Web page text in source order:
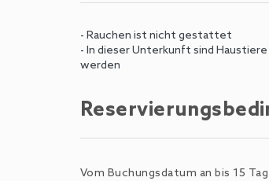
- Rauchen ist nicht gestattet
- In dieser Unterkunft sind
werden
Vom Buchungsdatum an bis 15